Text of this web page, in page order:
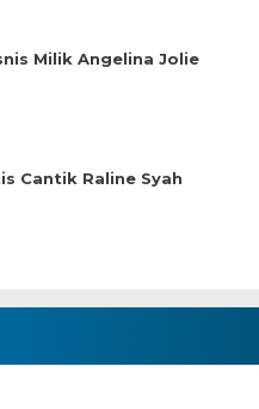
Milik Angelina Jolie
Cantik Raline Syah